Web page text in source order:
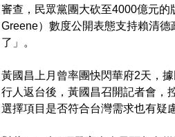
審查，民眾黨團大砍至4000億元
Greene）數度公開表態支持賴清
了」。
黃國昌上月曾率團快閃華府2天，
行人返台後，黃國昌召開記者會，
選擇項目是否符合台灣需求也有疑慮